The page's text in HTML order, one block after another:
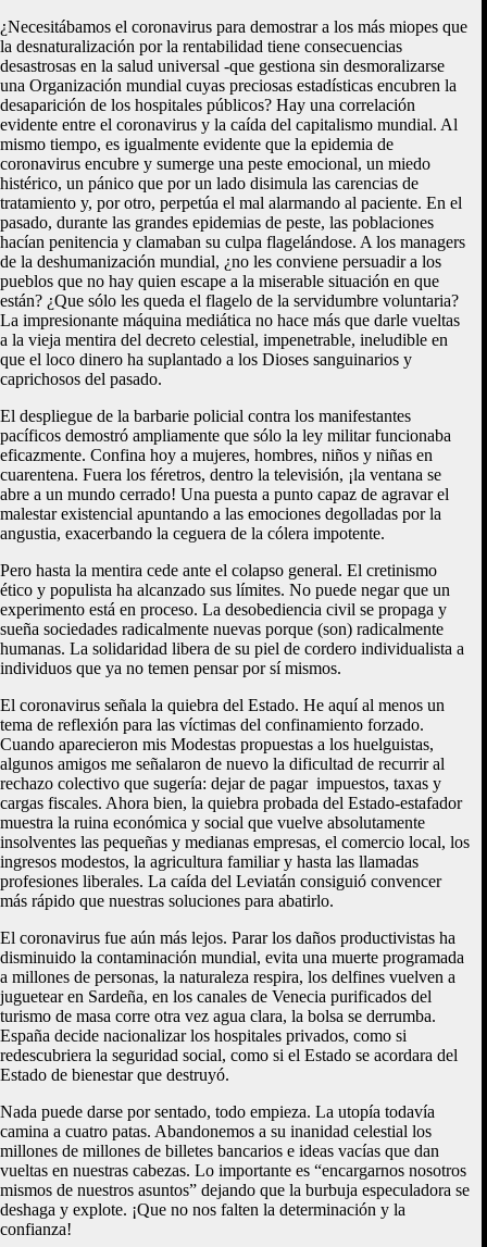
¿Necesitábamos el coronavirus para demostrar a los más miopes que
la desnaturalización por la rentabilidad tiene consecuencias
desastrosas en la salud universal -que gestiona sin desmoralizarse
una Organización mundial cuyas preciosas estadísticas encubren la
desaparición de los hospitales públicos? Hay una correlación
evidente entre el coronavirus y la caída del capitalismo mundial. Al
mismo tiempo, es igualmente evidente que la epidemia de
coronavirus encubre y sumerge una peste emocional, un miedo
histérico, un pánico que por un lado disimula las carencias de
tratamiento y, por otro, perpetúa el mal alarmando al paciente. En el
pasado, durante las grandes epidemias de peste, las poblaciones
hacían penitencia y clamaban su culpa flagelándose. A los managers
de la deshumanización mundial, ¿no les conviene persuadir a los
pueblos que no hay quien escape a la miserable situación en que
están? ¿Que sólo les queda el flagelo de la servidumbre voluntaria?
La impresionante máquina mediática no hace más que darle vueltas
a la vieja mentira del decreto celestial, impenetrable, ineludible en
que el loco dinero ha suplantado a los Dioses sanguinarios y
caprichosos del pasado.
El despliegue de la barbarie policial contra los manifestantes
pacíficos demostró ampliamente que sólo la ley militar funcionaba
eficazmente. Confina hoy a mujeres, hombres, niños y niñas en
cuarentena. Fuera los féretros, dentro la televisión, ¡la ventana se
abre a un mundo cerrado! Una puesta a punto capaz de agravar el
malestar existencial apuntando a las emociones degolladas por la
angustia, exacerbando la ceguera de la cólera impotente.
Pero hasta la mentira cede ante el colapso general. El cretinismo
ético y populista ha alcanzado sus límites. No puede negar que un
experimento está en proceso. La desobediencia civil se propaga y
sueña sociedades radicalmente nuevas porque (son) radicalmente
humanas. La solidaridad libera de su piel de cordero individualista a
individuos que ya no temen pensar por sí mismos.
El coronavirus señala la quiebra del Estado. He aquí al menos un
tema de reflexión para las víctimas del confinamiento forzado.
Cuando aparecieron mis Modestas propuestas a los huelguistas,
algunos amigos me señalaron de nuevo la dificultad de recurrir al
rechazo colectivo que sugería: dejar de pagar impuestos, taxas y
cargas fiscales. Ahora bien, la quiebra probada del Estado-estafador
muestra la ruina económica y social que vuelve absolutamente
insolventes las pequeñas y medianas empresas, el comercio local, los
ingresos modestos, la agricultura familiar y hasta las llamadas
profesiones liberales. La caída del Leviatán consiguió convencer
más rápido que nuestras soluciones para abatirlo.
El coronavirus fue aún más lejos. Parar los daños productivistas ha
disminuido la contaminación mundial, evita una muerte programada
a millones de personas, la naturaleza respira, los delfines vuelven a
juguetear en Sardeña, en los canales de Venecia purificados del
turismo de masa corre otra vez agua clara, la bolsa se derrumba.
España decide nacionalizar los hospitales privados, como si
redescubriera la seguridad social, como si el Estado se acordara del
Estado de bienestar que destruyó.
Nada puede darse por sentado, todo empieza. La utopía todavía
camina a cuatro patas. Abandonemos a su inanidad celestial los
millones de millones de billetes bancarios e ideas vacías que dan
vueltas en nuestras cabezas. Lo importante es “encargarnos nosotros
mismos de nuestros asuntos” dejando que la burbuja especuladora se
deshaga y explote. ¡Que no nos falten la determinación y la
confianza!